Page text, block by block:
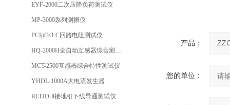
产品：
您的单位：
EYF-2000二次压降负荷测试仪
MP-3000系列测振仪
PCIμΩ/3-C回路电阻测试仪
HQ-2000H全自动互感器综合测试仪
MCT-2500互感器综合特性测试仪
YHDL-1000A大电流发生器
RLTJD-Ⅱ接地引下线导通测试仪